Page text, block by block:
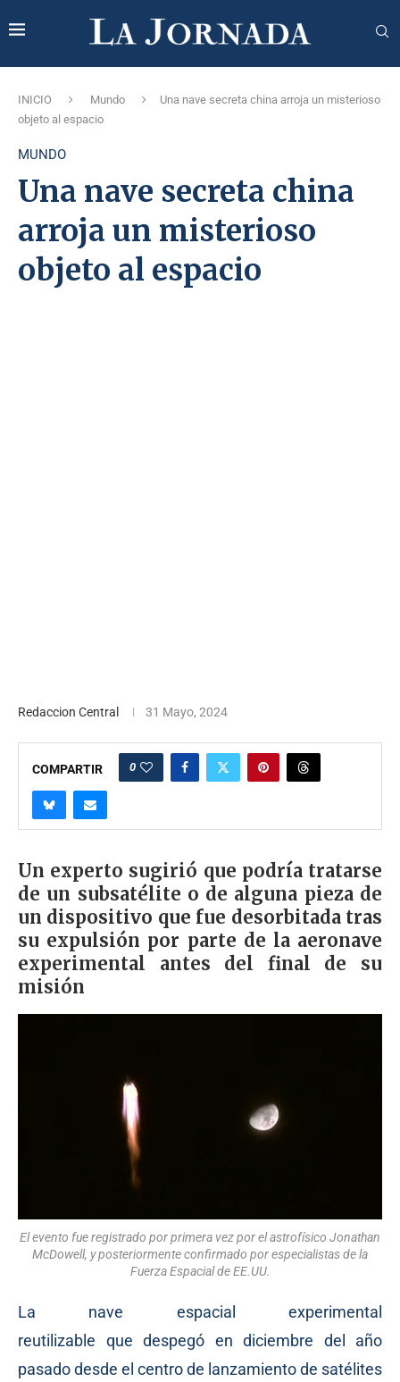
INICIO Mundo
Una nave secreta china arroja un misterioso
objeto al espacio
MUNDO
Una nave secreta china
arroja un misterioso
objeto al espacio
Redaccion Central 31 Mayo, 2024
COMPARTIR 0
Un experto sugirió que podría tratarse
de un subsatélite o de alguna pieza de
un dispositivo que fue desorbitada tras
su expulsión por parte de la aeronave
experimental antes del final de su
misión
El evento fue registrado por primera vez por el astrofísico Jonathan
McDowell, y posteriormente confirmado por especialistas de la
Fuerza Espacial de EE.UU.
La nave espacial experimental
reutilizable que despegó en diciembre del año
pasado desde el centro de lanzamiento de satélites